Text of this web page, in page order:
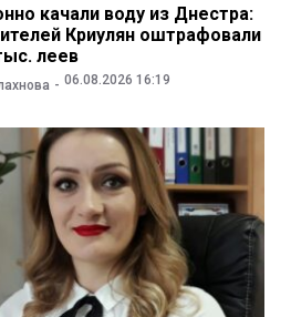
качали воду из Днестра:
Криулян оштрафовали
леев
06.08.2026 16:19